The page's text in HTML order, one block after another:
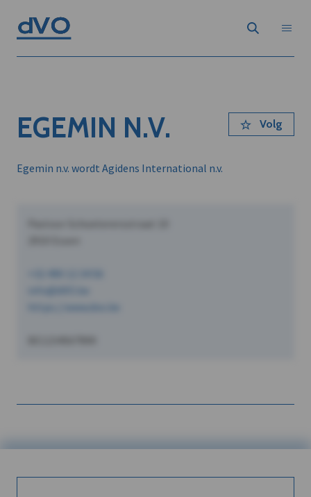
EGEMIN N.V. Volg
Egemin n.v. wordt Agidens International n.v.